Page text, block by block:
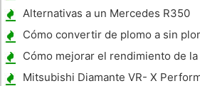
Alternativas a un Mercedes R350
Cómo convertir de plomo a sin
Cómo mejorar el rendimiento de la
Goldwing 1500
Mitsubishi Diamante VR- X